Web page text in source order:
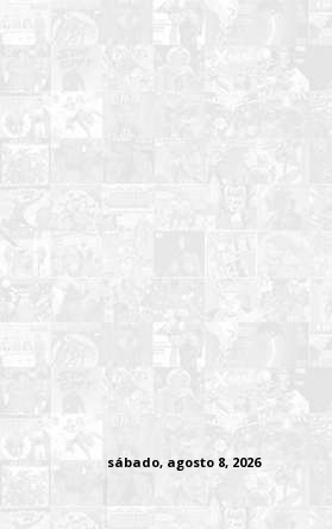
sábado, agosto 8, 2026